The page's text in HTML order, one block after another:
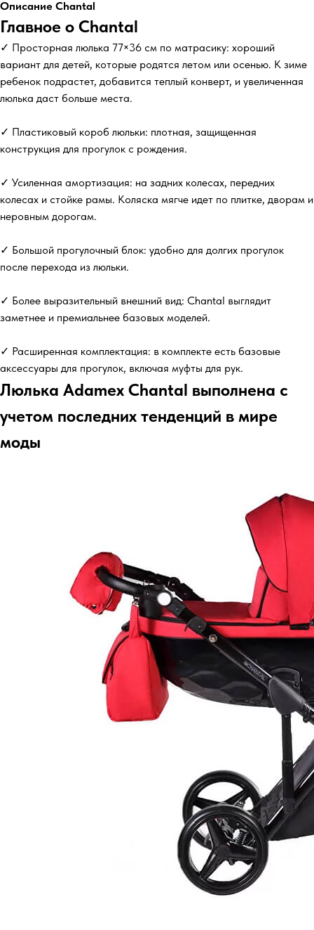
Описание Chantal
Главное о Chantal
✓ Просторная люлька 77×36 см по матрасику: хороший
вариант для детей, которые родятся летом или осенью. К зиме
ребенок подрастет, добавится теплый конверт, и увеличенная
люлька даст больше места.
✓ Пластиковый короб люльки: плотная, защищенная
конструкция для прогулок с рождения.
✓ Усиленная амортизация: на задних колесах, передних
колесах и стойке рамы. Коляска мягче идет по плитке, дворам и
неровным дорогам.
✓ Большой прогулочный блок: удобно для долгих прогулок
после перехода из люльки.
✓ Более выразительный внешний вид: Chantal выглядит
заметнее и премиальнее базовых моделей.
✓ Расширенная комплектация: в комплекте есть базовые
аксессуары для прогулок, включая муфты для рук.
Люлька Adamex Chantal выполнена с
учетом последних тенденций в мире
моды